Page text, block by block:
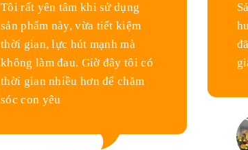
Tôi rất yên tâm khi sử dụng
sản phẩm này, vừa tiết kiệm
thời gian, lực hút mạnh mà
không làm đau. Giờ đây tôi có
thời gian nhiều hơn để chăm
sóc con yêu